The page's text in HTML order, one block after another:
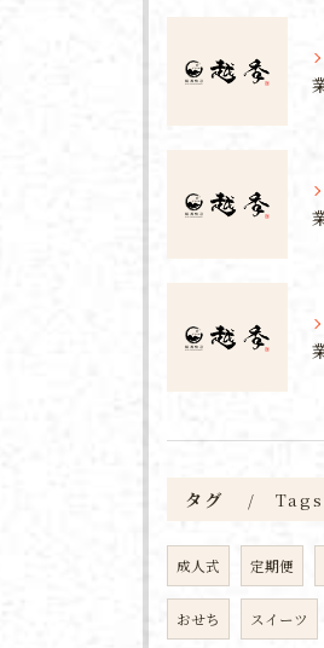
タグ Tags
成人式 定期便
おせち スイーツ